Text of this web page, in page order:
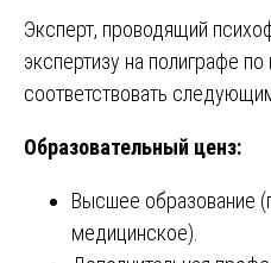
Эксперт, проводящий
экспертизу на полиграфе
соответствовать
Образовательный ценз:
Высшее образование
медицинское).